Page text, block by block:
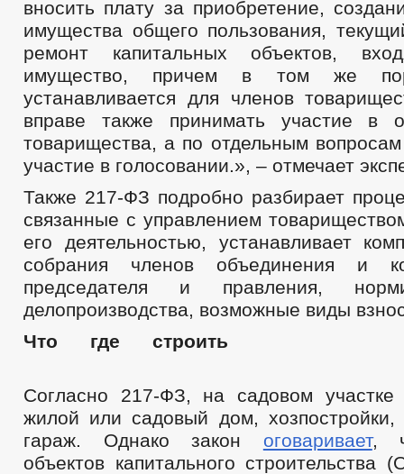
вносить плату за приобретение,
имущества общего пользования,
ремонт капитальных объектов,
имущество, причем в том же
устанавливается для членов
вправе также принимать участие в
товарищества, а по отдельным
участие в голосовании.», – отмечает
Также 217-ФЗ подробно разбирает
связанные с управлением
его деятельностью, устанавливает
собрания членов объединения и
председателя и правления,
делопроизводства, возможные виды
Что где
Согласно 217-ФЗ, на садовом участке
жилой или садовый дом, хозпостройки,
гараж. Однако закон оговаривает,
объектов капитального строительства